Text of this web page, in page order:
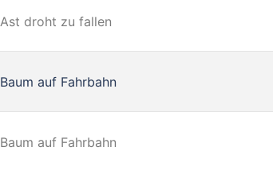
Ast droht zu fallen
Baum auf Fahrbahn
Baum auf Fahrbahn